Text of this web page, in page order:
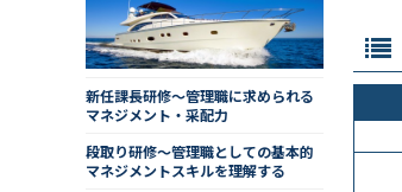
新任課長研修～管理職に求められる
マネジメント・采配力
段取り研修～管理職としての基本的
マネジメントスキルを理解する